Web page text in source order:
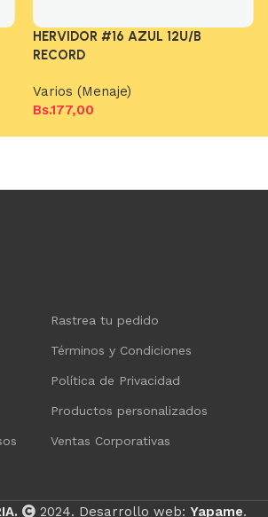
HERVIDOR #16 AZUL 12U/B
RECORD
Varios (Menaje)
Bs.177,00
Añadir al carrito
Rastrea tu pedido
Términos y Condiciones
Política de Privacidad
Productos personalizados
Ventas Corporativas
2024. Desarrollo web: Yapame.